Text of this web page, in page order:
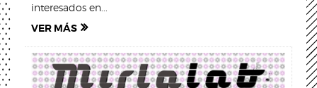
interesados en...
VER MÁS